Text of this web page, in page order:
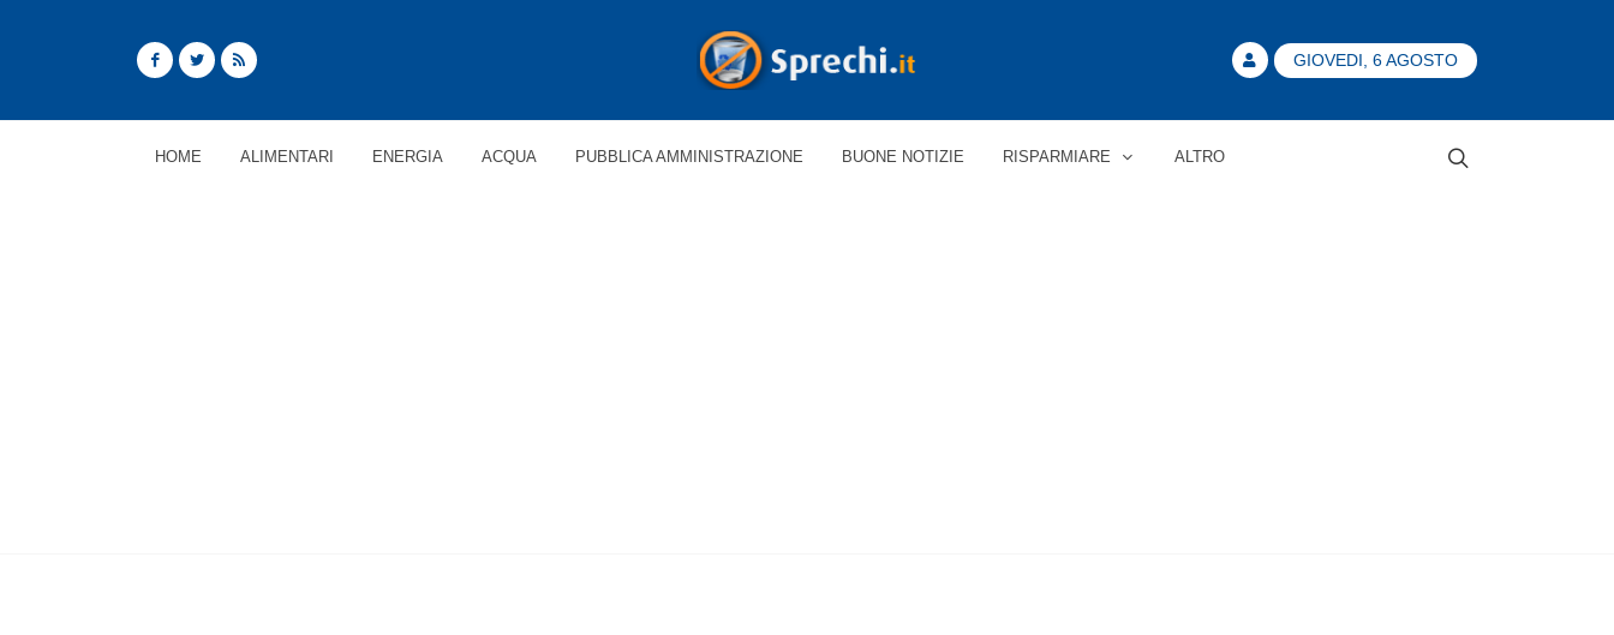
GIOVEDI, 6 AGOSTO
HOME ALIMENTARI ENERGIA ACQUA PUBBLICA AMMINISTRAZIONE BUONE NOTIZIE RISPARMIARE ALTRO